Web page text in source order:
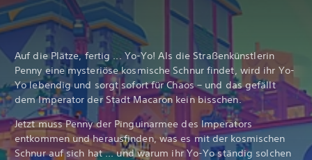
Auf die Plätze, fertig ... Yo-Yo! Als die Straßenkünstlerin
Penny eine mysteriöse kosmische Schnur findet, wird ihr Yo-
Yo lebendig und sorgt sofort für Chaos – und das gefällt
dem Imperator der Stadt Macaron kein bisschen.
Jetzt muss Penny der Pinguinarmee des Imperators
entkommen und herausfinden, was es mit der kosmischen
Schnur auf sich hat ... und warum ihr Yo-Yo ständig solchen